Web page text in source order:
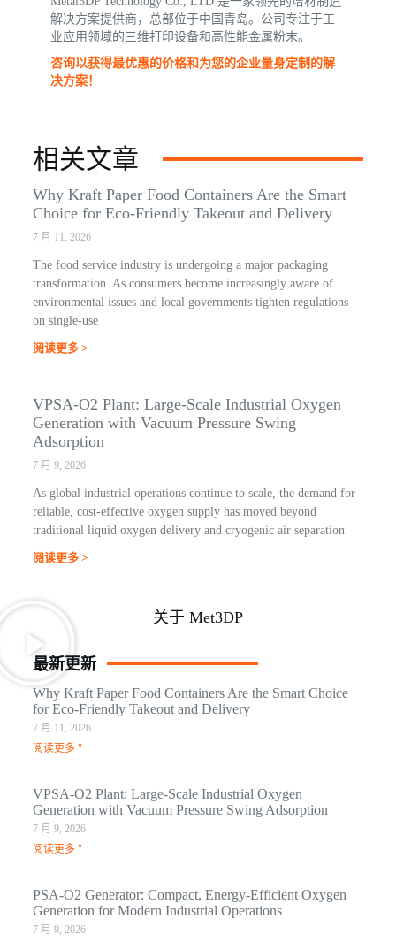
解决方案提供商，总部位于中国青岛。公司专注于工
业应用领域的三维打印设备和高性能金属粉末。
咨询以获得最优惠的价格和为您的企业量身定制的解
决方案！
相关文章
Why Kraft Paper Food Containers Are the Smart
Choice for Eco-Friendly Takeout and Delivery
7 月 11, 2026
The food service industry is undergoing a major packaging
transformation. As consumers become increasingly aware of
environmental issues and local governments tighten regulations
on single-use
阅读更多 >
VPSA-O2 Plant: Large-Scale Industrial Oxygen
Generation with Vacuum Pressure Swing
Adsorption
7 月 9, 2026
As global industrial operations continue to scale, the demand for
reliable, cost-effective oxygen supply has moved beyond
traditional liquid oxygen delivery and cryogenic air separation
阅读更多 >
关于 Met3DP
最新更新
Why Kraft Paper Food Containers Are the Smart Choice
for Eco-Friendly Takeout and Delivery
7 月 11, 2026
阅读更多 "
VPSA-O2 Plant: Large-Scale Industrial Oxygen
Generation with Vacuum Pressure Swing Adsorption
7 月 9, 2026
阅读更多 "
PSA-O2 Generator: Compact, Energy-Efficient Oxygen
Generation for Modern Industrial Operations
7 月 9, 2026